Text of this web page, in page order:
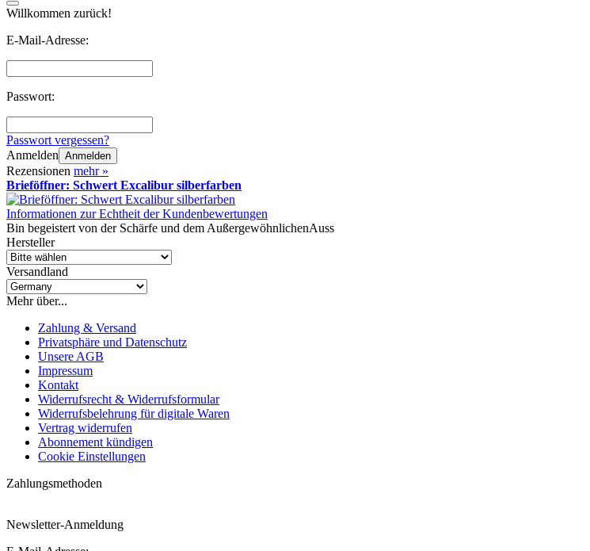
Willkommen zurück!
E-Mail-Adresse:
Passwort:
Passwort vergessen?
Anmelden Anmelden
Rezensionen mehr »
Brieföffner: Schwert Excalibur silberfarben
Informationen zur Echtheit der Kundenbewertungen
Bin begeistert von der Schärfe und dem AußergewöhnlichenAuss
Hersteller
Versandland
Mehr über...
Zahlung & Versand
Privatsphäre und Datenschutz
Unsere AGB
Impressum
Kontakt
Widerrufsrecht & Widerrufsformular
Widerrufsbelehrung für digitale Waren
Vertrag widerrufen
Abonnement kündigen
Cookie Einstellungen
Zahlungsmethoden
Newsletter-Anmeldung